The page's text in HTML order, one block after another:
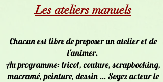
Les ateliers manuels
Chacun est libre de proposer un atelier et de
l'animer.
Au programme: tricot, couture, scrapbooking,
macramé, peinture, dessin ... Soyez acteur le